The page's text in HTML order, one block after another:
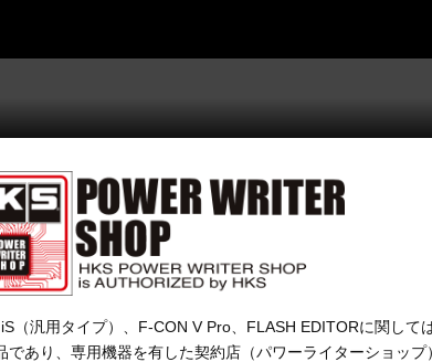
（汎用タイプ）、F-CON V Pro、FLASH EDITORに関して
であり、専用機器を有した契約店（パワーライターショップ